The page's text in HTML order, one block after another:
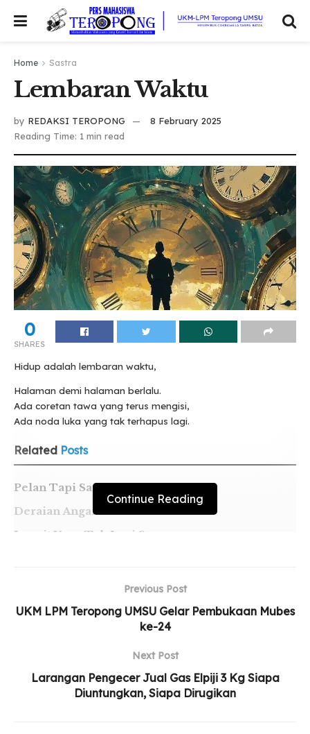
Home Sastra
Lembaran Waktu
by REDAKSI TEROPONG
8 February 2025
Reading Time: 1 min read
0
SHARES
Hidup adalah lembaran waktu,
Halaman demi halaman berlalu.
Ada coretan tawa yang terus mengisi,
Ada noda luka yang tak terhapus lagi.
Related Posts
Pelan Tapi Sampai
Deraian Angan
Langit Yang Tak Lagi Sama
Di tiap lembaran, seakan rapuh,
Tersimpan kekuatan yang tak terganti.
Untuk berdiri dan kembali menanti.
Kita jatuh, kita bangkit,
Mengejar mimpi di tengah langit.
Continue Reading
Previous Post
UKM LPM Teropong UMSU Gelar Pembukaan Mubes
ke-24
Next Post
Larangan Pengecer Jual Gas Elpiji 3 Kg Siapa
Diuntungkan, Siapa Dirugikan